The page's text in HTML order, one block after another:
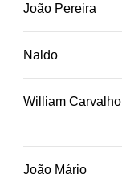
João Pereira
Naldo
William Carvalho
João Mário